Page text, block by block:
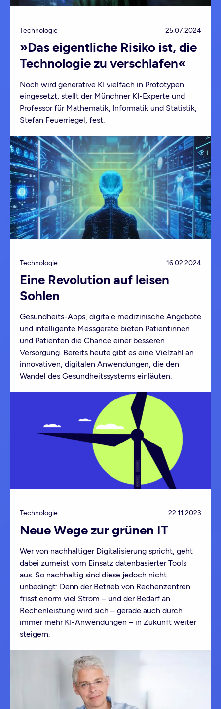
Technologie 25.07.2024
»Das eigentliche Risiko ist, die
Technologie zu verschlafen«
Noch wird generative KI vielfach in Prototypen
eingesetzt, stellt der Münchner KI-Experte und
Professor für Mathematik, Informatik und Statistik,
Stefan Feuerriegel, fest.
Technologie 16.02.2024
Eine Revolution auf leisen
Sohlen
Gesundheits-Apps, digitale medizinische Angebote
und intelligente Messgeräte bieten Patientinnen
und Patienten die Chance einer besseren
Versorgung. Bereits heute gibt es eine Vielzahl an
innovativen, digitalen Anwendungen, die den
Wandel des Gesundheitssystems einläuten.
Technologie 22.11.2023
Neue Wege zur grünen IT
Wer von nachhaltiger Digitalisierung spricht, geht
dabei zumeist vom Einsatz datenbasierter Tools
aus. So nachhaltig sind diese jedoch nicht
unbedingt: Denn der Betrieb von Rechenzentren
frisst enorm viel Strom – und der Bedarf an
Rechenleistung wird sich – gerade auch durch
immer mehr KI-Anwendungen – in Zukunft weiter
steigern.